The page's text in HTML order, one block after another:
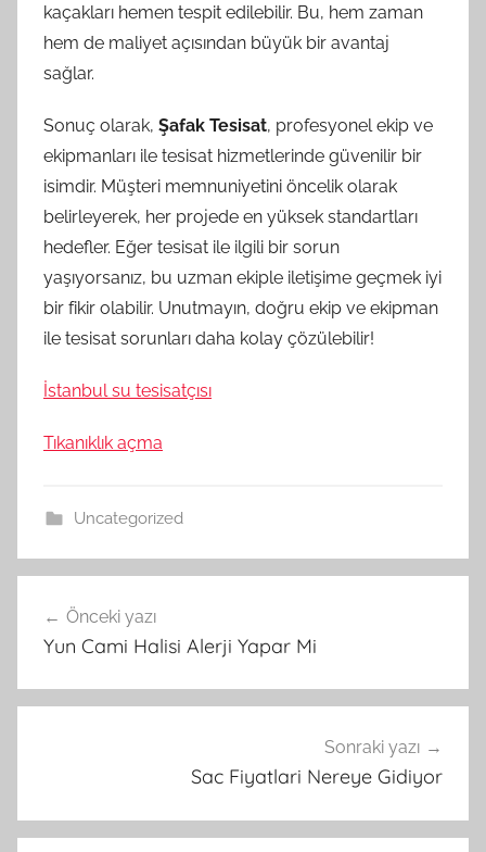
kaçakları hemen tespit edilebilir. Bu, hem zaman
hem de maliyet açısından büyük bir avantaj
sağlar.
Sonuç olarak, Şafak Tesisat, profesyonel ekip ve
ekipmanları ile tesisat hizmetlerinde güvenilir bir
isimdir. Müşteri memnuniyetini öncelik olarak
belirleyerek, her projede en yüksek standartları
hedefler. Eğer tesisat ile ilgili bir sorun
yaşıyorsanız, bu uzman ekiple iletişime geçmek iyi
bir fikir olabilir. Unutmayın, doğru ekip ve ekipman
ile tesisat sorunları daha kolay çözülebilir!
İstanbul su tesisatçısı
Tıkanıklık açma
Uncategorized
gezinmesi
Önceki yazı
Yun Cami Halisi Alerji Yapar Mi
Sonraki yazı
Sac Fiyatlari Nereye Gidiyor